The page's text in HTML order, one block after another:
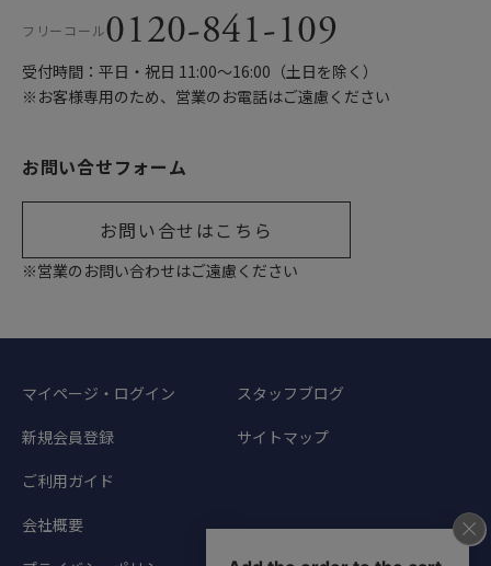
フリーコール0120-841-109
受付時間：平日・祝日 11:00〜16:00（土日を除く）
※お客様専用のため、営業のお電話はご遠慮ください
お問い合せフォーム
お問い合せはこちら
※営業のお問い合わせはご遠慮ください
マイページ・ログイン
新規会員登録
ご利用ガイド
会社概要
スタッフブログ
サイトマップ